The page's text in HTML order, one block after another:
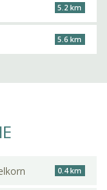
5.2 km
5.6 km
0.4 km